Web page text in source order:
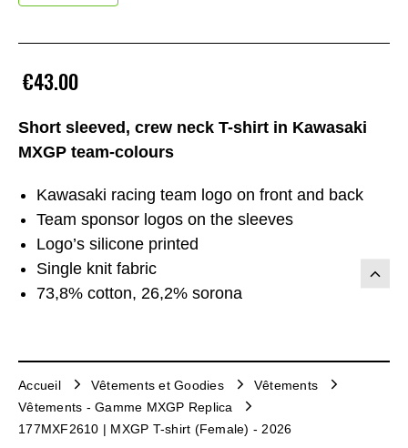
Short sleeved, crew neck T-shirt in Kawasaki
MXGP team-colours
Kawasaki racing team logo on front and back
Team sponsor logos on the sleeves
Logo’s silicone printed
Single knit fabric
73,8% cotton, 26,2% sorona
€43.00
Accueil Vêtements et Goodies
Vêtements
Vêtements - Gamme MXGP Replica
177MXF2610 | MXGP T-shirt (Female) - 2026